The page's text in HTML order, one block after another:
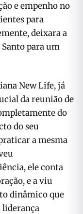
e empenho no
para
deixara a
para um
New Life, já
da reunião de
do
do seu
a mesma
ele conta
e a viu
dinâmico que
liderança